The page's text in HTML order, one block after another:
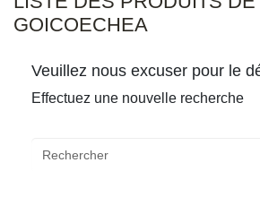
GOICOECHEA
Veuillez nous excuser pour le
Effectuez une nouvelle recherche